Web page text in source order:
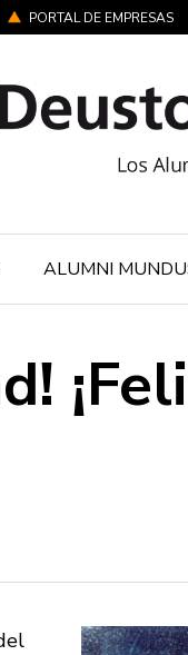
PORTAL DE EMPRESAS
ALUMNI